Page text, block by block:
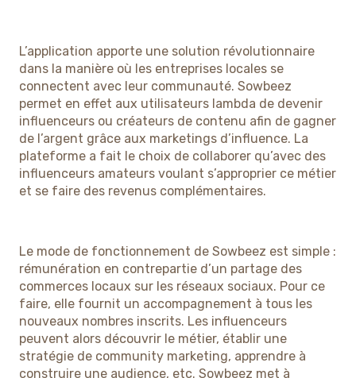
L’application apporte une solution révolutionnaire
dans la manière où les entreprises locales se
connectent avec leur communauté. Sowbeez
permet en effet aux utilisateurs lambda de devenir
influenceurs ou créateurs de contenu afin de gagner
de l’argent grâce aux marketings d’influence. La
plateforme a fait le choix de collaborer qu’avec des
influenceurs amateurs voulant s’approprier ce métier
et se faire des revenus complémentaires.
Le mode de fonctionnement de Sowbeez est simple :
rémunération en contrepartie d’un partage des
commerces locaux sur les réseaux sociaux. Pour ce
faire, elle fournit un accompagnement à tous les
nouveaux nombres inscrits. Les influenceurs
peuvent alors découvrir le métier, établir une
stratégie de community marketing, apprendre à
construire une audience, etc. Sowbeez met à